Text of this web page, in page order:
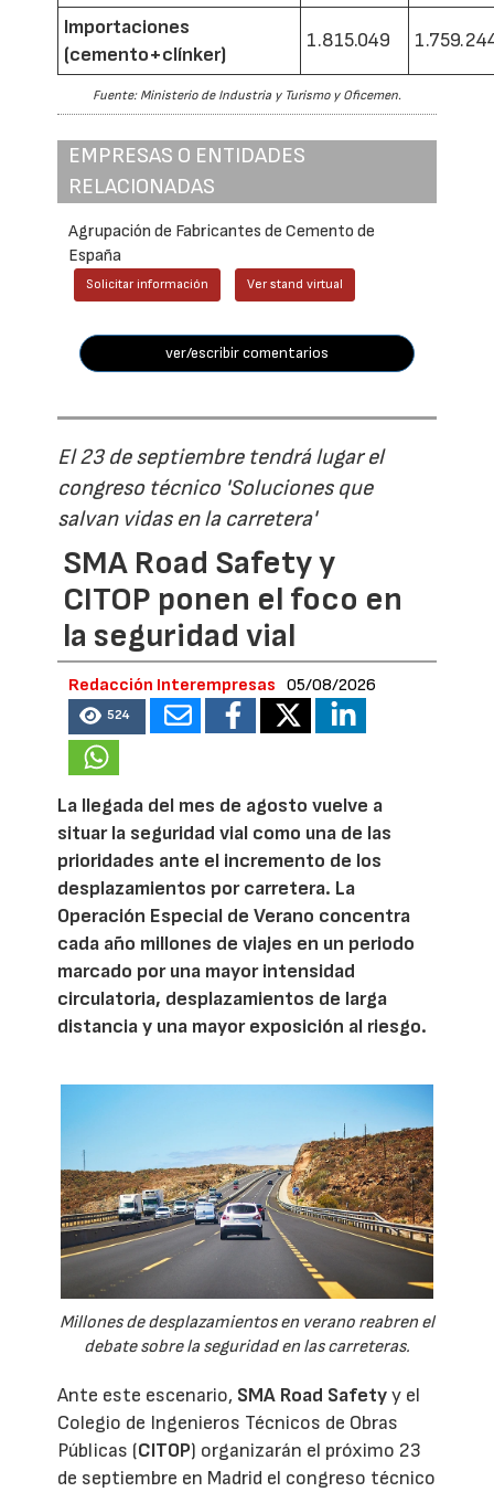
Importaciones
(cemento+clínker)
1.815.049
Fuente: Ministerio de Industria y Turismo y Oficemen.
EMPRESAS O ENTIDADES
RELACIONADAS
Agrupación de Fabricantes de Cemento de
España
Solicitar información Ver stand virtual
ver/escribir comentarios
El 23 de septiembre tendrá lugar el
congreso técnico 'Soluciones que
salvan vidas en la carretera'
SMA Road Safety y
CITOP ponen el foco en
la seguridad vial
Redacción Interempresas 05/08/2026
524
La llegada del mes de agosto vuelve a
situar la seguridad vial como una de las
prioridades ante el incremento de los
desplazamientos por carretera. La
Operación Especial de Verano concentra
cada año millones de viajes en un periodo
marcado por una mayor intensidad
circulatoria, desplazamientos de larga
distancia y una mayor exposición al riesgo.
Millones de desplazamientos en verano reabren el
debate sobre la seguridad en las carreteras.
Ante este escenario, SMA Road Safetyy el
Colegio de Ingenieros Técnicos de Obras
Públicas (CITOP) organizarán el próximo 23
de septiembre en Madrid el congreso técnico